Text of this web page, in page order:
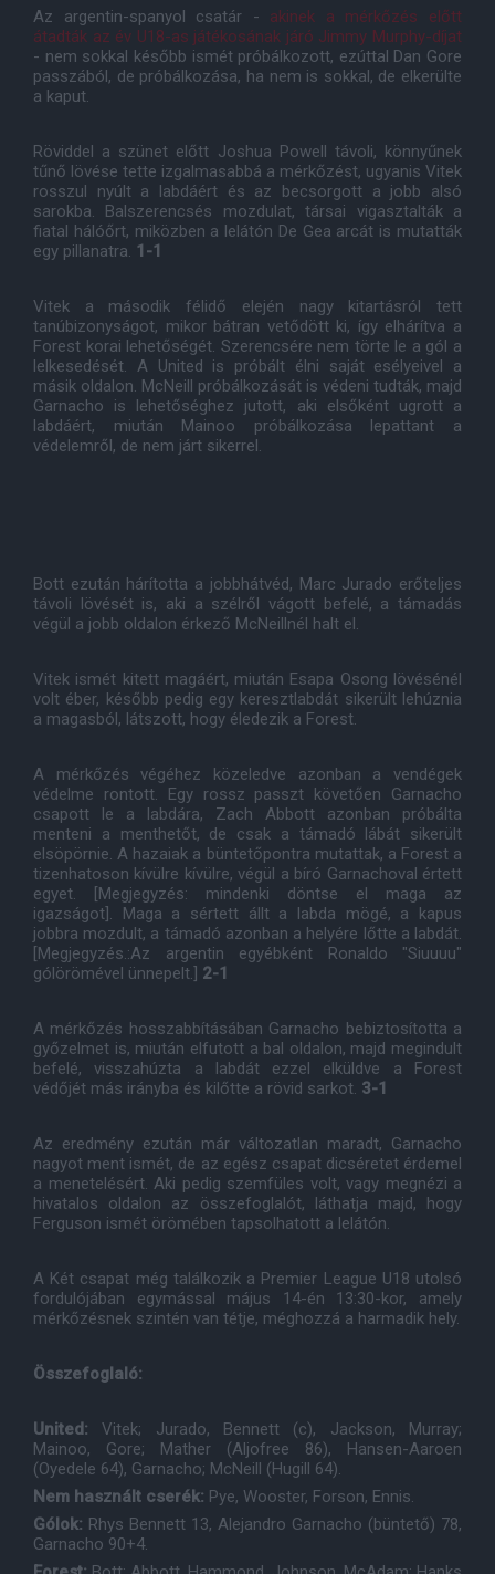
Az argentin-spanyol csatár - akinek a mérkőzés előtt
átadták az év U18-as játékosának járó Jimmy Murphy-díjat
- nem sokkal később ismét próbálkozott, ezúttal Dan Gore
passzából, de próbálkozása, ha nem is sokkal, de elkerülte
a kaput.
Röviddel a szünet előtt Joshua Powell távoli, könnyűnek
tűnő lövése tette izgalmasabbá a mérkőzést, ugyanis Vitek
rosszul nyúlt a labdáért és az becsorgott a jobb alsó
sarokba. Balszerencsés mozdulat, társai vigasztalták a
fiatal hálóőrt, miközben a lelátón De Gea arcát is mutatták
egy pillanatra. 1-1
Vitek a második félidő elején nagy kitartásról tett
tanúbizonyságot, mikor bátran vetődött ki, így elhárítva a
Forest korai lehetőségét. Szerencsére nem törte le a gól a
lelkesedését. A United is próbált élni saját esélyeivel a
másik oldalon. McNeill próbálkozását is védeni tudták, majd
Garnacho is lehetőséghez jutott, aki elsőként ugrott a
labdáért, miután Mainoo próbálkozása lepattant a
védelemről, de nem járt sikerrel.
Bott ezután hárította a jobbhátvéd, Marc Jurado erőteljes
távoli lövését is, aki a szélről vágott befelé, a támadás
végül a jobb oldalon érkező McNeillnél halt el.
Vitek ismét kitett magáért, miután Esapa Osong lövésénél
volt éber, később pedig egy keresztlabdát sikerült lehúznia
a magasból, látszott, hogy éledezik a Forest.
A mérkőzés végéhez közeledve azonban a vendégek
védelme rontott. Egy rossz passzt követően Garnacho
csapott le a labdára, Zach Abbott azonban próbálta
menteni a menthetőt, de csak a támadó lábát sikerült
elsöpörnie. A hazaiak a büntetőpontra mutattak, a Forest a
tizenhatoson kívülre kívülre, végül a bíró Garnachoval értett
egyet. [Megjegyzés: mindenki döntse el maga az
igazságot]. Maga a sértett állt a labda mögé, a kapus
jobbra mozdult, a támadó azonban a helyére lőtte a labdát.
[Megjegyzés.:Az argentin egyébként Ronaldo "Siuuuu"
gólörömével ünnepelt.] 2-1
A mérkőzés hosszabbításában Garnacho bebiztosította a
győzelmet is, miután elfutott a bal oldalon, majd megindult
befelé, visszahúzta a labdát ezzel elküldve a Forest
védőjét más irányba és kilőtte a rövid sarkot. 3-1
Az eredmény ezután már változatlan maradt, Garnacho
nagyot ment ismét, de az egész csapat dicséretet érdemel
a menetelésért. Aki pedig szemfüles volt, vagy megnézi a
hivatalos oldalon az összefoglalót, láthatja majd, hogy
Ferguson ismét örömében tapsolhatott a lelátón.
A Két csapat még találkozik a Premier League U18 utolsó
fordulójában egymással május 14-én 13:30-kor, amely
mérkőzésnek szintén van tétje, méghozzá a harmadik hely.
Összefoglaló:
United: Vitek; Jurado, Bennett (c), Jackson, Murray;
Mainoo, Gore; Mather (Aljofree 86), Hansen-Aaroen
(Oyedele 64), Garnacho; McNeill (Hugill 64).
Nem használt cserék: Pye, Wooster, Forson, Ennis.
Gólok: Rhys Bennett 13, Alejandro Garnacho (büntető) 78,
Garnacho 90+4.